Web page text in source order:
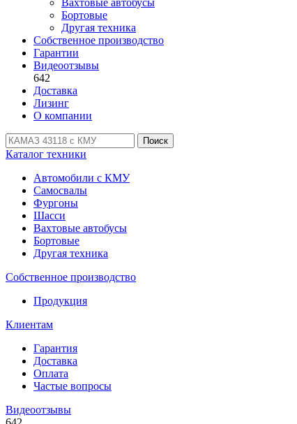
Вахтовые автобусы
Бортовые
Другая техника
Собственное производство
Гарантии
Видеоотзывы
642
Доставка
Лизинг
О компании
Поиск
Каталог техники
Автомобили с КМУ
Самосвалы
Фургоны
Шасси
Вахтовые автобусы
Бортовые
Другая техника
Собственное производство
Продукция
Клиентам
Гарантия
Доставка
Оплата
Частые вопросы
Видеоотзывы